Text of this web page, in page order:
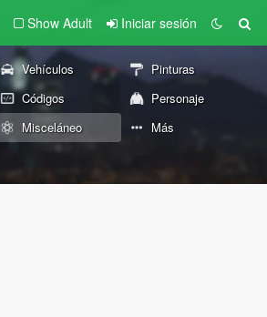
Show Adult Iniciar sesión
Vehículos
Pinturas
Códigos
Personaje
Misceláneo Más